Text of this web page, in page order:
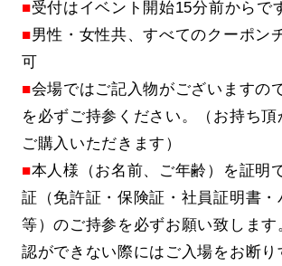
■受付はイベント開始15分前からで
■男性・女性共、すべてのクーポン
可
■会場ではご記入物がございますの
を必ずご持参ください。（お持ち頂
ご購入いただきます）
■本人様（お名前、ご年齢）を証明
証（免許証・保険証・社員証明書・
等）のご持参を必ずお願い致します
認ができない際にはご入場をお断